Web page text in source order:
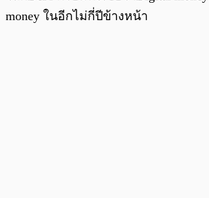
money ในอีกไม่กี่ปีข้างหน้า